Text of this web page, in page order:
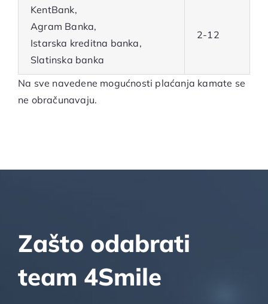
KentBank,
Agram Banka,
Istarska kreditna banka,
Slatinska banka
2-12
Na sve navedene mogućnosti plaćanja kamate se
ne obračunavaju.
Zašto odabrati
team 4Smile